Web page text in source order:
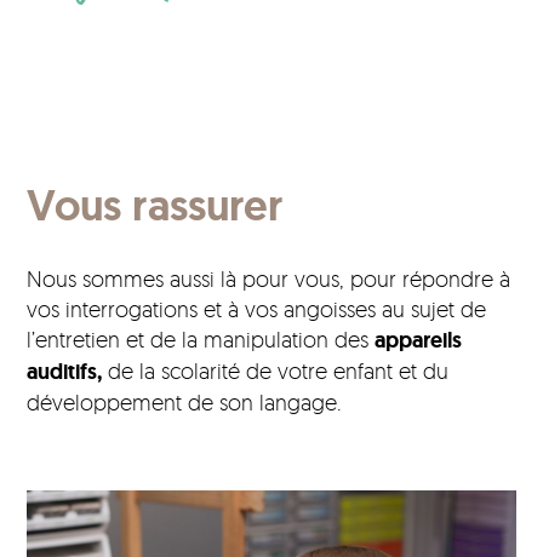
Vous rassurer
Nous sommes aussi là pour vous, pour répondre à
vos interrogations et à vos angoisses au sujet de
l’entretien et de la manipulation desappareils
auditifs, de la scolarité de votre enfant et du
développement de son langage.